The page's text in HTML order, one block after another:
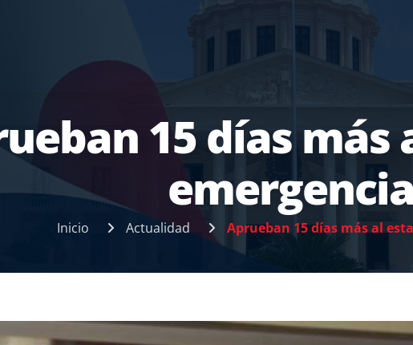
15 días más
emergencia
Inicio Actualidad Aprueban 15 días más al